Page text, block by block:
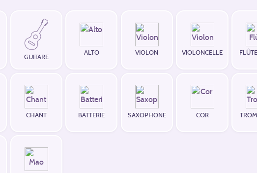
GUITARE
ALTO VIOLON VIOLONCELLE
CHANT BATTERIE SAXOPHONE COR